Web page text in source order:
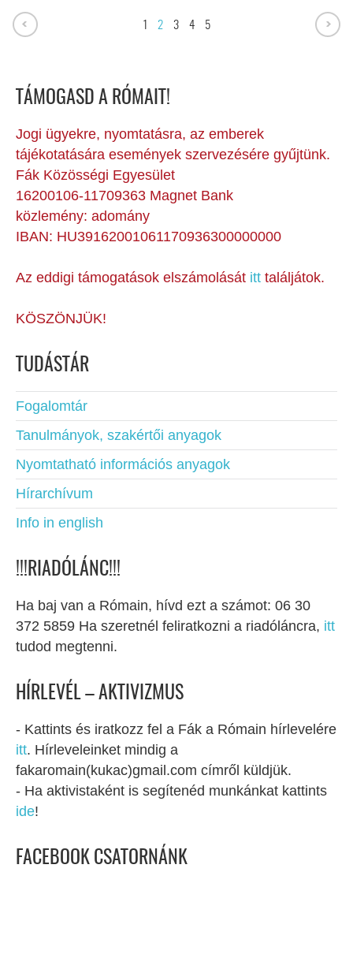
2 3 4 5
TÁMOGASD A RÓMAIT!
Jogi ügyekre, nyomtatásra, az emberek
tájékotatására események szervezésére gyűjtünk.
Fák Közösségi Egyesület
16200106-11709363 Magnet Bank
közlemény: adomány
IBAN: HU39162001061170936300000000
Az eddigi támogatások elszámolását itt találjátok.
KÖSZÖNJÜK!
TUDÁSTÁR
Fogalomtár
Tanulmányok, szakértői anyagok
Nyomtatható információs anyagok
Hírarchívum
Info in english
!!!RIADÓLÁNC!!!
Ha baj van a Rómain, hívd ezt a számot: 06 30
372 5859 Ha szeretnél feliratkozni a riadóláncra, itt
tudod megtenni.
HÍRLEVÉL – AKTIVIZMUS
- Kattints és iratkozz fel a Fák a Rómain hírlevelére
itt. Hírleveleinket mindig a
fakaromain(kukac)gmail.com címről küldjük.
- Ha aktivistaként is segítenéd munkánkat kattints
ide!
FACEBOOK CSATORNÁNK